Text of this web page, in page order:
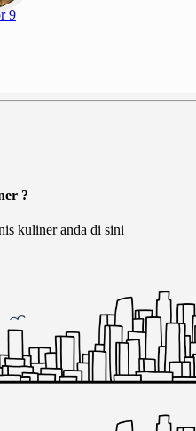
9
?
kuliner anda di sini